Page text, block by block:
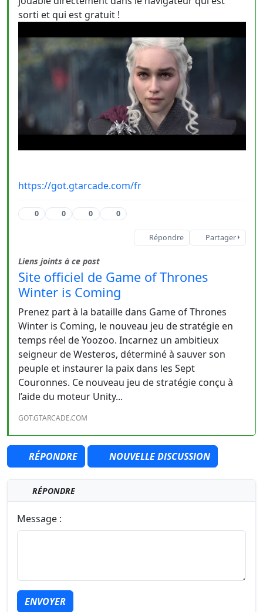
sorti et qui est gratuit !
https://got.gtarcade.com/fr
0 0 0 0
Répondre Partager
Liens joints à ce post
Site officiel de Game of Thrones
Winter is Coming
Prenez part à la bataille dans Game of Thrones
Winter is Coming, le nouveau jeu de stratégie en
temps réel de Yoozoo. Incarnez un ambitieux
seigneur de Westeros, déterminé à sauver son
peuple et instaurer la paix dans les Sept
Couronnes. Ce nouveau jeu de stratégie conçu à
l’aide du moteur Unity...
GOT.GTARCADE.COM
RÉPONDRE NOUVELLE DISCUSSION
RÉPONDRE
Message :
ENVOYER